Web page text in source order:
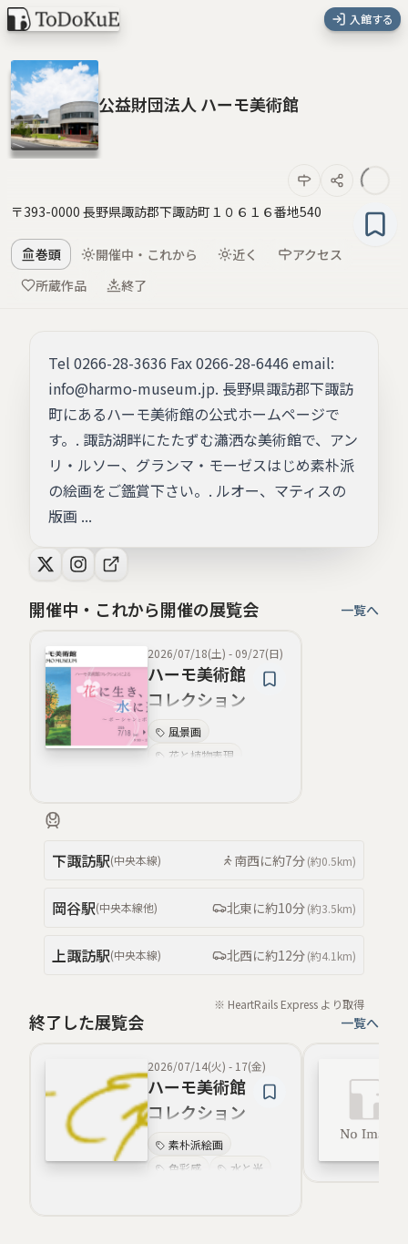
入館する
公益財団法人 ハーモ美術館
〒393-0000 長野県諏訪郡下諏訪町１０６１６番地540
巻頭 開催中・これから 近く
アクセス
所蔵作品
終了
Tel 0266-28-3636 Fax 0266-28-6446 email:
info@harmo-museum.jp. 長野県諏訪郡下諏訪
町にあるハーモ美術館の公式ホームページで
す。. 諏訪湖畔にたたずむ瀟洒な美術館で、アン
リ・ルソー、グランマ・モーゼスはじめ素朴派
の絵画をご鑑賞下さい。. ルオー、マティスの
版画 ...
開催中・これから開催の展覧会 一覧へ
2026/07/18(土) - 09/27(日)
ハーモ美術館
コレクション
による企画展
「花に生き、
風景画
花と植物表現
下諏訪駅(中央本線) 南西に約7分(約0.5km)
岡谷駅(中央本線他) 北東に約10分(約3.5km)
上諏訪駅(中央本線) 北西に約12分(約4.1km)
※ HeartRails Express より取得
終了した展覧会 一覧へ
2026/07/14(火) - 17(金)
ハーモ美術館
コレクション
による企画展
「花に生き、
素朴派絵画
色彩感
水と光